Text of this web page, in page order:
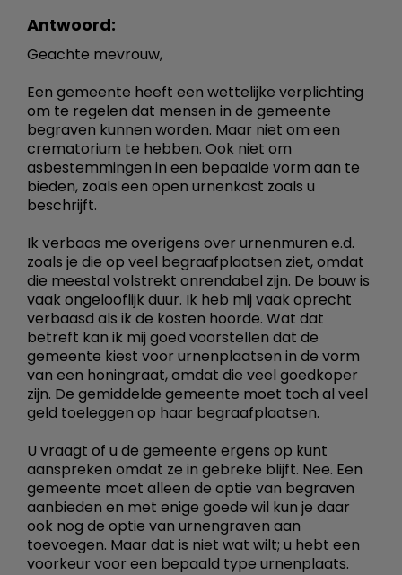
Antwoord:
Geachte mevrouw,
Een gemeente heeft een wettelijke verplichting
om te regelen dat mensen in de gemeente
begraven kunnen worden. Maar niet om een
crematorium te hebben. Ook niet om
asbestemmingen in een bepaalde vorm aan te
bieden, zoals een open urnenkast zoals u
beschrijft.
Ik verbaas me overigens over urnenmuren e.d.
zoals je die op veel begraafplaatsen ziet, omdat
die meestal volstrekt onrendabel zijn. De bouw is
vaak ongelooflijk duur. Ik heb mij vaak oprecht
verbaasd als ik de kosten hoorde. Wat dat
betreft kan ik mij goed voorstellen dat de
gemeente kiest voor urnenplaatsen in de vorm
van een honingraat, omdat die veel goedkoper
zijn. De gemiddelde gemeente moet toch al veel
geld toeleggen op haar begraafplaatsen.
U vraagt of u de gemeente ergens op kunt
aanspreken omdat ze in gebreke blijft. Nee. Een
gemeente moet alleen de optie van begraven
aanbieden en met enige goede wil kun je daar
ook nog de optie van urnengraven aan
toevoegen. Maar dat is niet wat wilt; u hebt een
voorkeur voor een bepaald type urnenplaats.